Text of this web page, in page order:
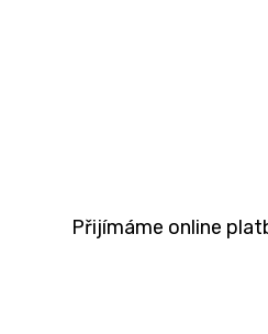
Přijímáme online